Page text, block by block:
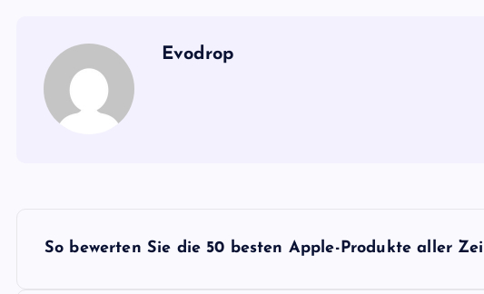
Evodrop
So bewerten Sie die 50 besten Apple-Produkte aller